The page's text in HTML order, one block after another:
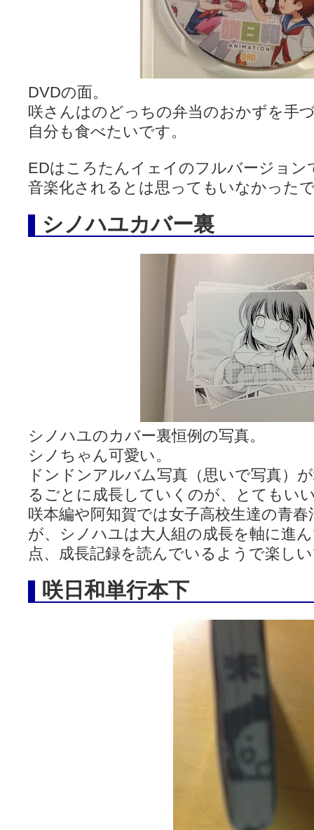
DVDの面。
咲さんはのどっちの弁当のおかずを手
自分も食べたいです。
EDはころたんイェイのフルバージョン
音楽化されるとは思ってもいなかった
シノハユカバー裏
シノハユのカバー裏恒例の写真。
シノちゃん可愛い。
ドンドンアルバム写真（思いで写真）
るごとに成長していくのが、とてもい
咲本編や阿知賀では女子高校生達の青
が、シノハユは大人組の成長を軸に進
点、成長記録を読んでいるようで楽し
咲日和単行本下